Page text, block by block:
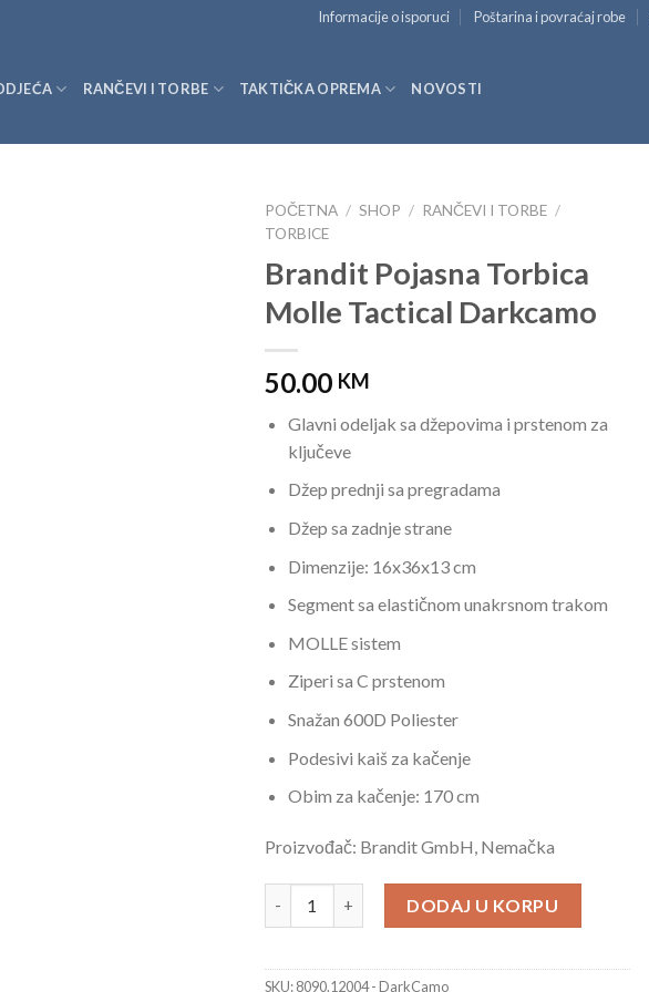
Informacije o isporuci Poštarina i povraćaj robe
RANČEVI I TORBE TAKTIČKA OPREMA NOVOSTI
POČETNA / SHOP / RANČEVI I TORBE /
TORBICE
Brandit Pojasna Torbica
Molle Tactical Darkcamo
50.00 KM
Glavni odeljak sa džepovima i prstenom za
ključeve
Džep prednji sa pregradama
Džep sa zadnje strane
Dimenzije: 16x36x13 cm
Segment sa elastičnom unakrsnom trakom
MOLLE sistem
Ziperi sa C prstenom
Snažan 600D Poliester
Podesivi kaiš za kačenje
Obim za kačenje: 170 cm
Proizvođač: Brandit GmbH, Nemačka
DODAJ U KORPU
SKU:8090.12004 - DarkCamo